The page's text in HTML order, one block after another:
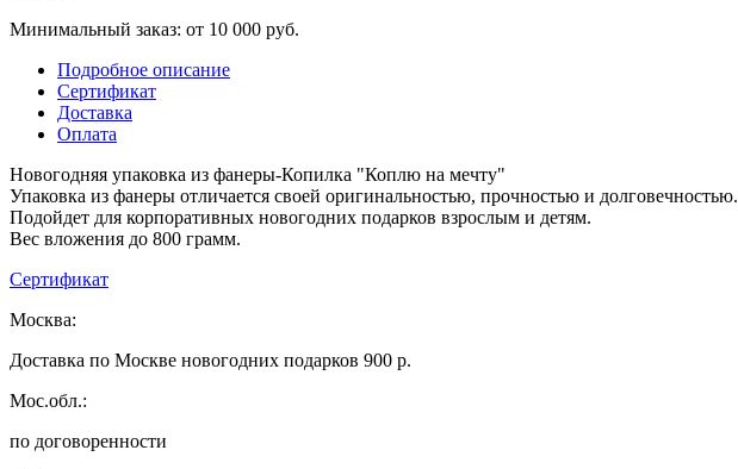
Минимальный заказ: от 10 000 руб.
Подробное описание
Сертификат
Доставка
Оплата
Новогодняя упаковка из фанеры-Копилка "Коплю на мечту"
Упаковка из фанеры отличается своей оригинальностью, прочностью и долговечностью.
Подойдет для корпоративных новогодних подарков взрослым и детям.
Вес вложения до 800 грамм.
Сертификат
Москва:
Доставка по Москве новогодних подарков 900 р.
Мос.обл.:
по договоренности